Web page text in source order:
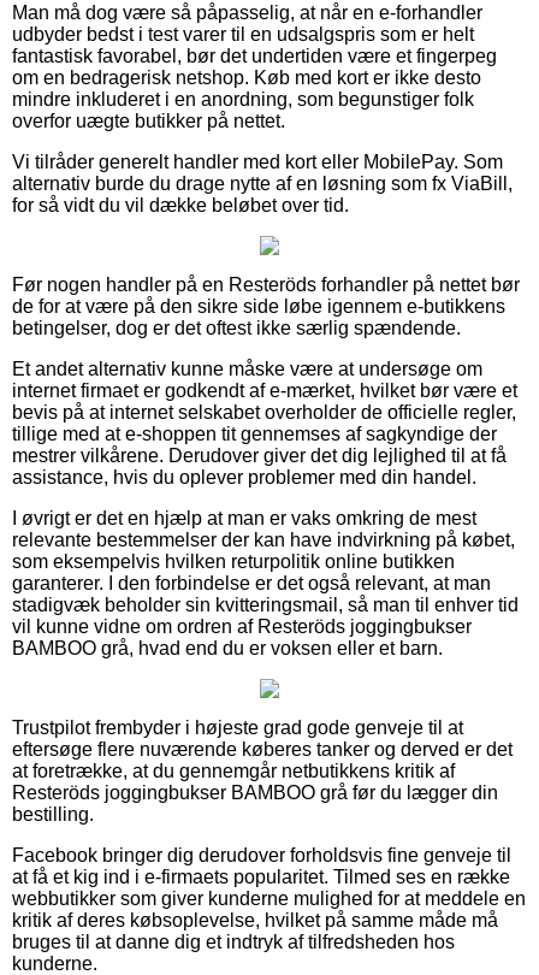
Man må dog være så påpasselig, at når en e-forhandler
udbyder bedst i test varer til en udsalgspris som er helt
fantastisk favorabel, bør det undertiden være et fingerpeg
om en bedragerisk netshop. Køb med kort er ikke desto
mindre inkluderet i en anordning, som begunstiger folk
overfor uægte butikker på nettet.
Vi tilråder generelt handler med kort eller MobilePay. Som
alternativ burde du drage nytte af en løsning som fx ViaBill,
for så vidt du vil dække beløbet over tid.
Før nogen handler på en Resteröds forhandler på nettet bør
de for at være på den sikre side løbe igennem e-butikkens
betingelser, dog er det oftest ikke særlig spændende.
Et andet alternativ kunne måske være at undersøge om
internet firmaet er godkendt af e-mærket, hvilket bør være et
bevis på at internet selskabet overholder de officielle regler,
tillige med at e-shoppen tit gennemses af sagkyndige der
mestrer vilkårene. Derudover giver det dig lejlighed til at få
assistance, hvis du oplever problemer med din handel.
I øvrigt er det en hjælp at man er vaks omkring de mest
relevante bestemmelser der kan have indvirkning på købet,
som eksempelvis hvilken returpolitik online butikken
garanterer. I den forbindelse er det også relevant, at man
stadigvæk beholder sin kvitteringsmail, så man til enhver tid
vil kunne vidne om ordren af Resteröds joggingbukser
BAMBOO grå, hvad end du er voksen eller et barn.
Trustpilot frembyder i højeste grad gode genveje til at
eftersøge flere nuværende køberes tanker og derved er det
at foretrække, at du gennemgår netbutikkens kritik af
Resteröds joggingbukser BAMBOO grå før du lægger din
bestilling.
Facebook bringer dig derudover forholdsvis fine genveje til
at få et kig ind i e-firmaets popularitet. Tilmed ses en række
webbutikker som giver kunderne mulighed for at meddele en
kritik af deres købsoplevelse, hvilket på samme måde må
bruges til at danne dig et indtryk af tilfredsheden hos
kunderne.